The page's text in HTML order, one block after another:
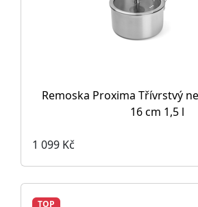
Remoska Proxima Třívrstvý
16 cm 1,5 l
1 099 Kč
TOP